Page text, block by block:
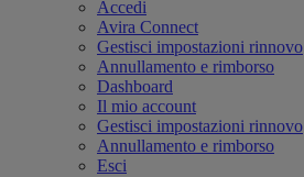
Accedi
Avira Connect
Gestisci impostazioni rinnovo
Annullamento e rimborso
Dashboard
Il mio account
Gestisci impostazioni rinnovo
Annullamento e rimborso
Esci